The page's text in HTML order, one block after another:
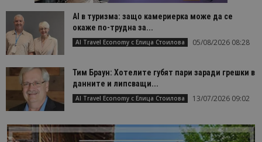
AI в туризма: защо камериерка може да се
окаже по-трудна за...
AI Travel Economy с Елица Стоилова 05/08/2026 08:28
Тим Браун: Хотелите губят пари заради грешки в
данните и липсващи...
AI Travel Economy с Елица Стоилова 13/07/2026 09:02